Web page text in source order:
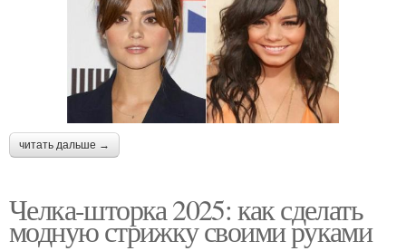
читать дальше →
Челка-шторка 2025: как сделать
модную стрижку своими руками